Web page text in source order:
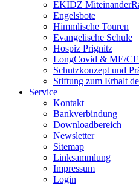
EKIDZ
Engelsbote
Himmlische Touren
Evangelische Schule
Hospiz Prignitz
LongCovid & ME/
Schutzkonzept und
Stiftung zum Erhalt
Service
Kontakt
Bankverbindung
Downloadbereich
Newsletter
Sitemap
Linksammlung
Impressum
Login